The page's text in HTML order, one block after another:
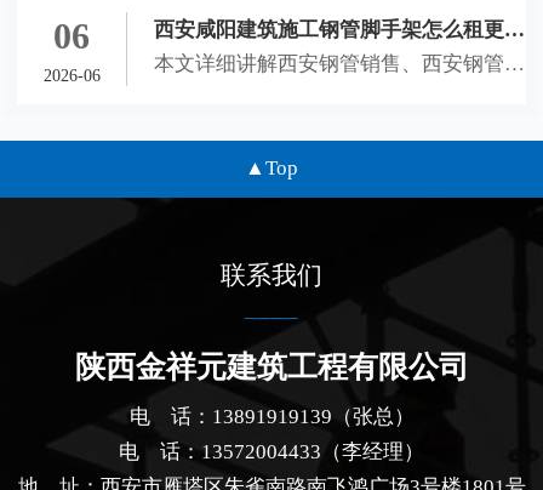
合作技巧，助力本地工地合理控制成本、
规避租赁风险、保障施工安全。
06
2026-06
西安咸阳建筑施工钢管脚手架怎么租更划
算？钢管销售租赁及扣件租赁全解析
本文详细讲解西安钢管销售、西安钢管租
景、材料鉴别技巧与租赁避坑要点，为西
Top
联系我们
陕西金祥元建筑工程有限公司
电 话：13891919139（张总）
电 话：13572004433（李经理）